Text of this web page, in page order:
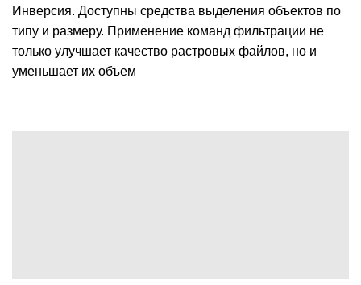
Инверсия. Доступны средства выделения объектов по
типу и размеру. Применение команд фильтрации не
только улучшает качество растровых файлов, но и
уменьшает их объем